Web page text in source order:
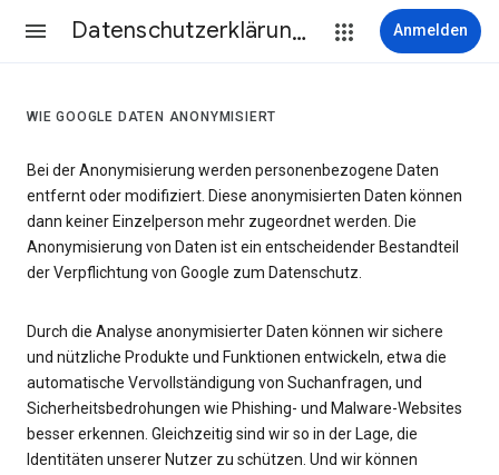
Datenschutzerklärung & Nutzungsbedingungen Anmelden
WIE GOOGLE DATEN ANONYMISIERT
Bei der Anonymisierung werden personenbezogene Daten
entfernt oder modifiziert. Diese anonymisierten Daten können
dann keiner Einzelperson mehr zugeordnet werden. Die
Anonymisierung von Daten ist ein entscheidender Bestandteil
der Verpflichtung von Google zum Datenschutz.
Durch die Analyse anonymisierter Daten können wir sichere
und nützliche Produkte und Funktionen entwickeln, etwa die
automatische Vervollständigung von Suchanfragen, und
Sicherheitsbedrohungen wie Phishing- und Malware-Websites
besser erkennen. Gleichzeitig sind wir so in der Lage, die
Identitäten unserer Nutzer zu schützen. Und wir können